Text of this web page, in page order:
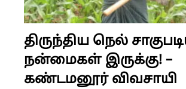
திருந்திய நெல்
நன்மைகள் இருக்கு! –
கண்டமனூர் விவசாயி